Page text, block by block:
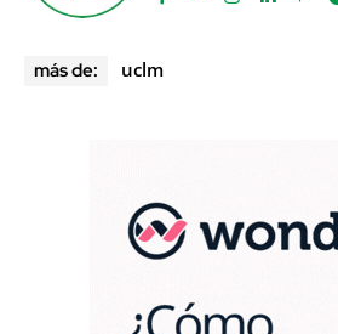
más de: uclm